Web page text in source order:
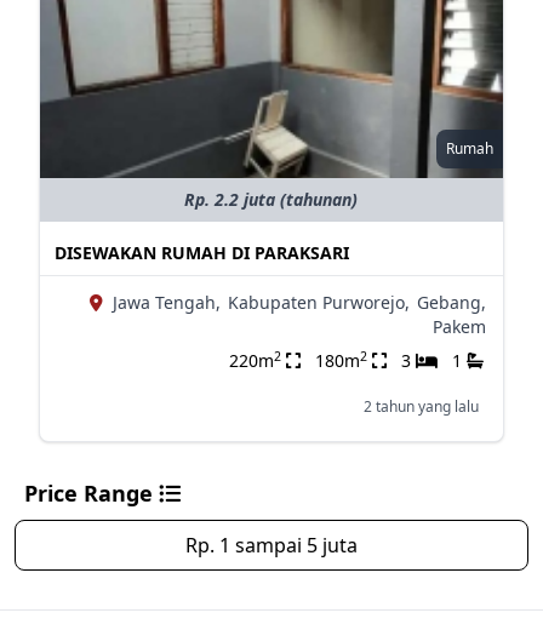
Rumah
Rp. 2.2 juta (tahunan)
DISEWAKAN RUMAH DI PARAKSARI
Jawa Tengah, Kabupaten Purworejo, Gebang,
Pakem
220m2 180m2 3 1
2 tahun yang lalu
Price Range
Rp. 1 sampai 5 juta